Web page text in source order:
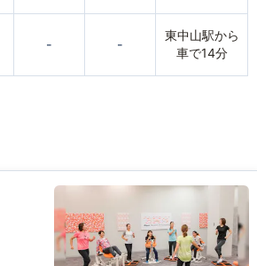
- -
東中山駅から
車で14分